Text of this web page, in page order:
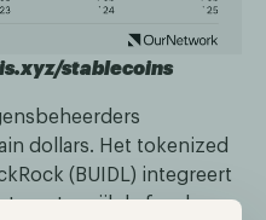
stablecoins
dollars. Het tokenized
(BUIDL) integreert
terwijl de fondsen